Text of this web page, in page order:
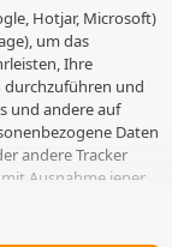
Hotjar, Microsoft)
um das
Ihre
durchzuführen und
und andere auf
Daten
andere Tracker
Ausnahme jener,
Ihre